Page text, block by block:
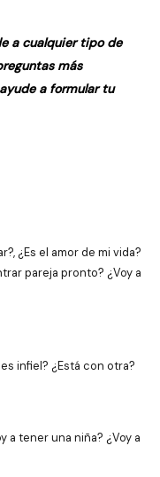
a cualquier tipo de
más
a formular tu
¿Es el amor de mi vida?
pareja pronto? ¿Voy a
infiel? ¿Está con otra?
a tener una niña? ¿Voy a